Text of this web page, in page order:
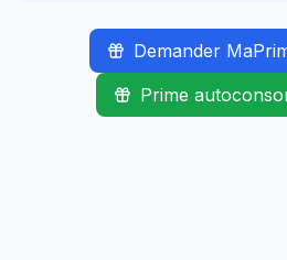
Demander
Prime